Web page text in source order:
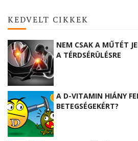
KEDVELT CIKKEK
NEM CSAK A MŰTÉT
A TÉRDSÉRÜLÉSRE
A D-VITAMIN HIÁNY
BETEGSÉGEKÉRT?